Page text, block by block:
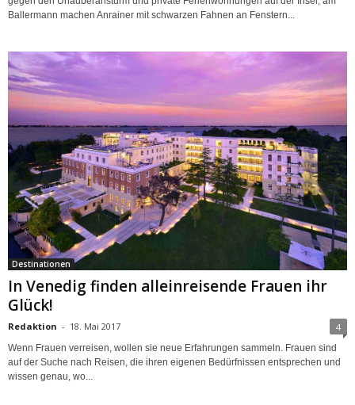
Ballermann machen Anrainer mit schwarzen Fahnen an Fenstern...
Destinationen
In Venedig finden alleinreisende Frauen ihr
Glück!
Redaktion - 18. Mai 2017 4
Wenn Frauen verreisen, wollen sie neue Erfahrungen sammeln. Frauen sind
auf der Suche nach Reisen, die ihren eigenen Bedürfnissen entsprechen und
wissen genau, wo...